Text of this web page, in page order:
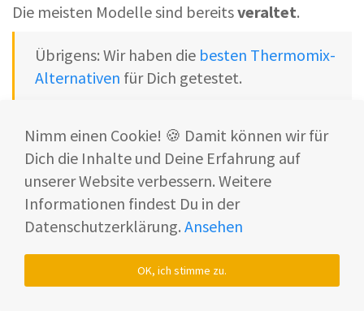
Die meisten Modelle sind bereitsveraltet.
Übrigens: Wir haben die besten Thermomix-
Alternativen für Dich getestet.
ähneln, lohnt sich ein direkter Vergleich.
Nimm einen Cookie! 🍪 Damit können wir für
Dich die Inhalte und Deine Erfahrung auf
unserer Website verbessern. Weitere
Informationen findest Du in der
Datenschutzerklärung. Ansehen
OK, ich stimme zu.